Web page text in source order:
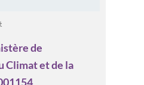
de
Climat et de la